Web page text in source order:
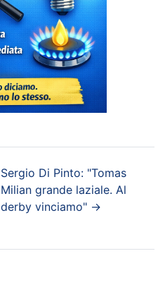
Sergio Di Pinto: "Tomas
Milian grande laziale. Al
derby vinciamo"→